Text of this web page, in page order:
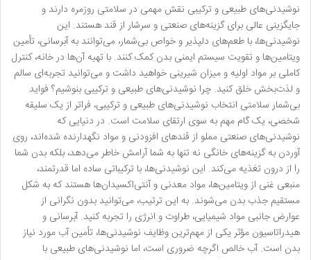
نوشیدنی‌های طبیعی و ترکیبی نقش مهمی در سلامتی روزمره دارند و
جایگزینی عالی برای گزینه‌های صنعتی و سرشار از قند هستند. این
نوشیدنی‌ها، با طعم‌های دلپذیر و خواص بی‌شمار، می‌توانند به آبرسانی، تأمین
ویتامین‌ها و تقویت سیستم ایمنی بدن کمک کنند. با تهیه آن‌ها در خانه، کنترل
کاملی بر مواد اولیه و میزان شیرینی خواهید داشت و می‌توانید تجربه‌ای سالم
و لذت‌بخش خلق کنید. چرا نوشیدنی‌های طبیعی و ترکیبی بنوشیم؟ فواید
بی‌شمار سلامتی انتخاب نوشیدنی‌های طبیعی و ترکیبی، فراتر از یک سلیقه
شخصی، یک گام مهم به سوی ارتقای سلامت است. در دنیایی که
نوشیدنی‌های صنعتی مملو از قندهای افزودنی و مواد نگهدارنده شده‌اند، روی
آوردن به گزینه‌های خانگی نه تنها به شما آرامش خاطر می‌دهد، بلکه بدن شما
را از درون تغذیه می‌کند. این نوشیدنی‌ها، با ترکیباتی ساده اما قدرتمند،
منبعی غنی از ویتامین‌ها، مواد معدنی و آنتی‌اکسیدان‌ها هستند که به شکل
مستقیم جذب بدن می‌شوند. به این ترتیب، می‌توانید بدون نگرانی از
عوارض جانبی مواد شیمیایی، طراوت و انرژی را تجربه کنید. آبرسانی و
هیدراتاسیون مؤثر یکی از مهم‌ترین وظایف نوشیدنی‌ها، تأمین آب مورد نیاز
بدن است. آب خالص اگرچه ضروری است، اما نوشیدنی‌های طبیعی با